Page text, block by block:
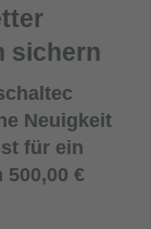
sichern
Neuigkeit
für ein
€